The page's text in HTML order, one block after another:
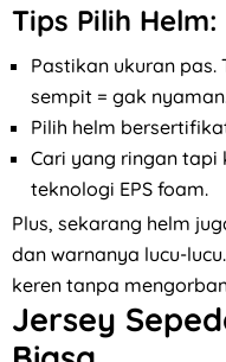
Tips Pilih Helm:
Pastikan ukuran pas.
sempit = gak
Pilih helm
Cari yang ringan tapi
teknologi EPS foam.
Plus, sekarang helm
dan warnanya lucu-
keren tanpa
Jersey